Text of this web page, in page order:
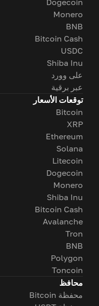
Dogecoin
Monero
BNB
Bitcoin Cash
USDC
Shiba Inu
على وورد
عبر برقية
توقعات الأسعار
Bitcoin
XRP
Ethereum
Solana
Litecoin
Dogecoin
Monero
Shiba Inu
Bitcoin Cash
Avalanche
Tron
BNB
Polygon
Toncoin
محافظ
محفظة Bitcoin